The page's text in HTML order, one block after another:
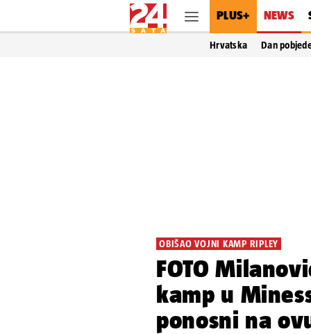
PLUS+ NEWS
Hrvatska Dan
OBIŠAO VOJNI KAMP RIPLEY
FOTO
kamp u
ponosni na